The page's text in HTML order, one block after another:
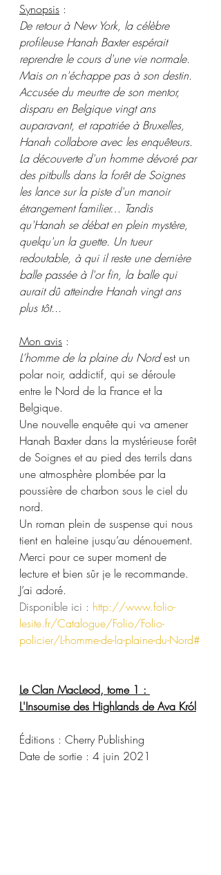
Synopsis :
De retour à New York, la célèbre
profileuse Hanah Baxter espérait
reprendre le cours d'une vie normale.
Mais on n'échappe pas à son destin.
Accusée du meurtre de son mentor,
disparu en Belgique vingt ans
auparavant, et rapatriée à Bruxelles,
Hanah collabore avec les enquêteurs.
La découverte d'un homme dévoré par
des pitbulls dans la forêt de Soignes
les lance sur la piste d'un manoir
étrangement familier… Tandis
qu'Hanah se débat en plein mystère,
quelqu'un la guette. Un tueur
redoutable, à qui il reste une dernière
balle passée à l'or fin, la balle qui
aurait dû atteindre Hanah vingt ans
plus tôt...
Mon avis :
L’homme de la plaine du Nord est un
polar noir, addictif, qui se déroule
entre le Nord de la France et la
Belgique.
Une nouvelle enquête qui va amener
Hanah Baxter dans la mystérieuse forêt
de Soignes et au pied des terrils dans
une atmosphère plombée par la
poussière de charbon sous le ciel du
nord.
Un roman plein de suspense qui nous
tient en haleine jusqu’au dénouement.
Merci pour ce super moment de
lecture et bien sûr je le recommande.
J’ai adoré.
Disponible ici : http://www.folio-
lesite.fr/Catalogue/Folio/Folio-
policier/L-homme-de-la-plaine-du-Nord#
Le Clan MacLeod, tome 1 :
L'Insoumise des Highlands de Ava Król
Éditions : Cherry Publishing
Date de sortie : 4 juin 2021